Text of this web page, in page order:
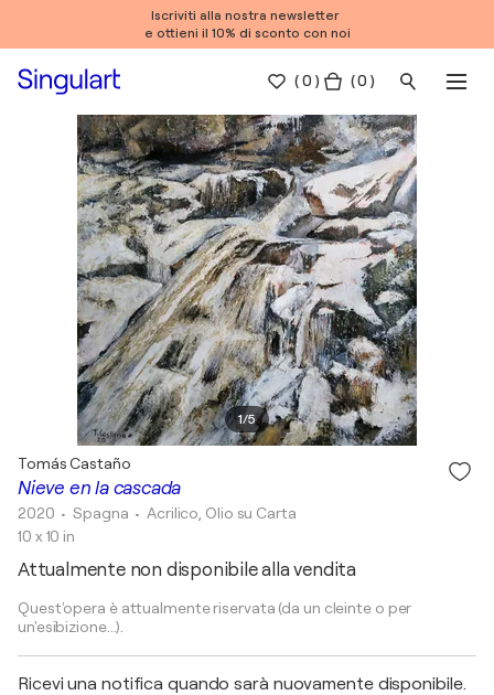
Iscriviti alla nostra newsletter
e ottieni il 10% di sconto con noi
(0 ) ( 0 )
1/5
Nieve en la cascada
Tomás Castaño
2020 • Spagna •Acrilico, Olio su Carta
10 x 10 in
Attualmente non disponibile alla vendita
Quest'opera è attualmente riservata (da un cleinte o per
un'esibizione...).
Ricevi una notifica quando sarà nuovamente disponibile.